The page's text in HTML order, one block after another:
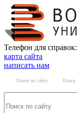
Телефон для
карта сайта
написать нам
Поиск по сайту Поиск